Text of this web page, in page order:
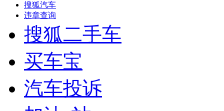
搜狐汽车
违章查询
搜狐二手车
买车宝
汽车投诉